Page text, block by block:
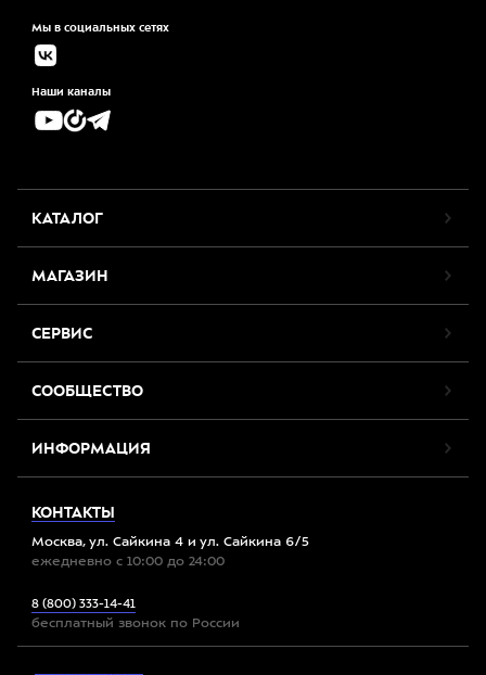
Мы в социальных сетях
Наши каналы
КАТАЛОГ
МАГАЗИН
СЕРВИС
СООБЩЕСТВО
ИНФОРМАЦИЯ
КОНТАКТЫ
Москва, ул. Сайкина 4 и ул. Сайкина 6/5
ежедневно с 10:00 до 24:00
8 (800) 333-14-41
бесплатный звонок по России